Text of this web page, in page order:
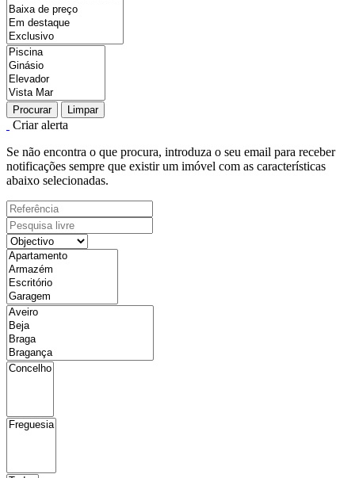
Procurar Limpar
Criar alerta
Se não encontra o que procura, introduza o seu email para receber
notificações sempre que existir um imóvel com as características
abaixo selecionadas.